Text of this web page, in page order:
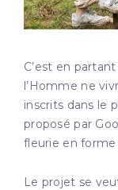
C’est en
l’Homme ne
inscrits dans le
proposé par
fleurie en
Le projet se